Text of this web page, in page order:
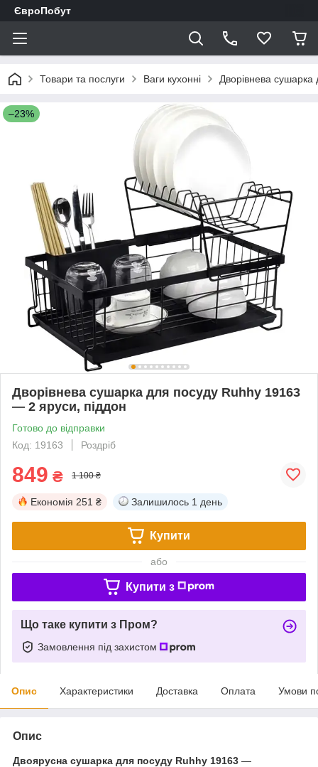
ЄвроПобут
Товари та послуги Ваги кухонні Дворівнева
–23%
Дворівнева сушарка для посуду Ruhhy 19163
— 2 яруси, піддон
Готово до відправки
Код: 19163
Роздріб
849 ₴ 1 100 ₴
Економія 251 ₴ Залишилось 1 день
Купити
або
Купити з
Що таке купити з Пром?
Замовлення під захистом
Опис Характеристики Доставка Оплата Умови
Опис
Двоярусна сушарка для посуду Ruhhy 19163 —